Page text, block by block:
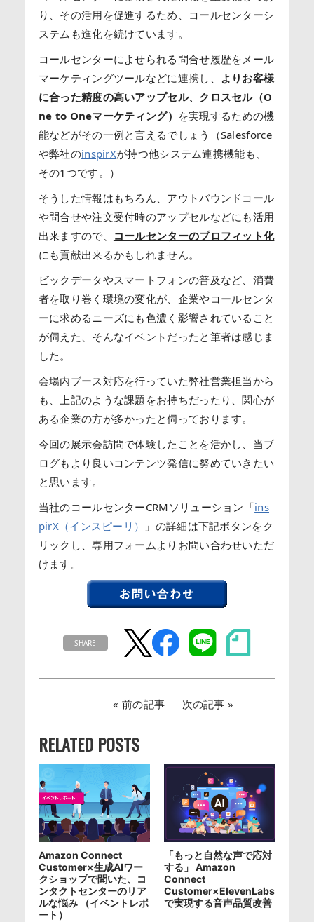
り、その活用を促進するため、コールセンターシ
ステムも進化を続けています。
コールセンターによせられる問合せ履歴をメール
マーケティングツールなどに連携し、
よりお客様
に合った精度の高いアップセル、クロスセル（O
ne to Oneマーケティング） を実現するための機
能などがその一例と言えるでしょう（Salesforce
や弊社のinspirXが持つ他システム連携機能も、
その1つです。）
そうした情報はもちろん、アウトバウンドコール
や問合せや注文受付時のアップセルなどにも活用
出来ますので、
コールセンターのプロフィット化
にも貢献出来るかもしれません。
ビックデータやスマートフォンの普及など、消費
者を取り巻く環境の変化が、企業やコールセンタ
ーに求めるニーズにも色濃く影響されていること
が伺えた、そんなイベントだったと筆者は感じま
した。
会場内ブース対応を行っていた弊社営業担当から
も、上記のような課題をお持ちだったり、関心が
ある企業の方が多かったと伺っております。
今回の展示会訪問で体験したことを活かし、当ブ
ログもより良いコンテンツ発信に努めていきたい
と思います。
当社のコールセンターCRMソリューション「ins
pirX（インスピーリ）
」の詳細は下記ボタンをク
リックし、専用フォームよりお問い合わせいただ
けます。
SHARE
前の記事 次の記事
RELATED POSTS
Amazon Connect
Customer×生成AIワー
クショップで聞いた、コ
ンタクトセンターのリア
ルな悩み （イベントレポ
ート）
「もっと自然な声で応対
する」 Amazon
Connect
Customer×ElevenLabs
で実現する音声品質改善